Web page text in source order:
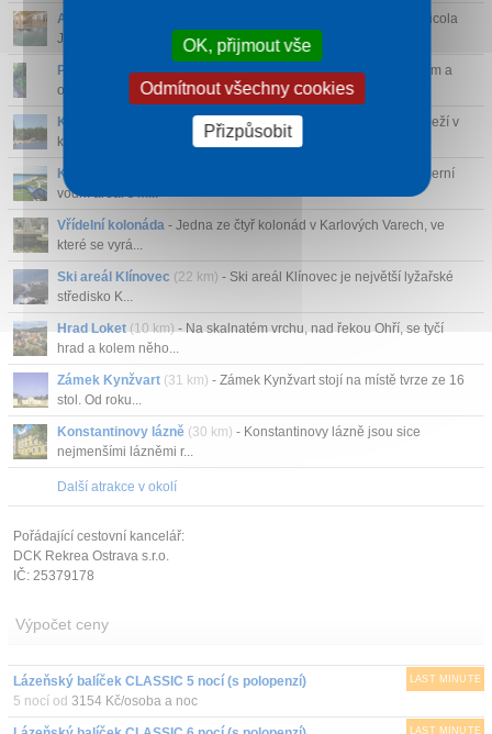
Aquacentrum Agricola Jáchymov
- Aquacentrum Agricola
Jáchymov je bazénový...
Pozemní lanová dráha Diana- Lanová dráha Diana je tradičním a
oblíbeným doprav...
Koupaliště Lido Mariánské Lázně (34 km)
- Koupaliště „Lido“ leží v
krásné př...
Koupaliště Michal Sokolov
- Koupaliště Michal je moderní
vodní areál s m...
Vřídelní kolonáda - Jedna ze čtyř kolonád v Karlových Varech, ve
které se vyrá...
Ski areál Klínovec (22 km) - Ski areál Klínovec je největší lyžařské
středisko K...
Hrad Loket (10 km)- Na skalnatém vrchu, nad řekou Ohří, se tyčí
hrad a kolem něho...
Zámek Kynžvart (31 km) - Zámek Kynžvart stojí na místě tvrze ze 16
stol. Od roku...
Konstantinovy lázně (30 km) - Konstantinovy lázně jsou sice
nejmenšími lázněmi r...
Další atrakce v okolí
Pořádající cestovní kancelář:
DCK Rekrea Ostrava s.r.o.
IČ: 25379178
Výpočet ceny
Lázeňský balíček CLASSIC 5 nocí (s polopenzí)
5 nocí od 3154 Kč/osoba a noc
LAST MINUTE
LAST MINUTE
OK, přijmout vše
Odmítnout všechny cookies
Přizpůsobit